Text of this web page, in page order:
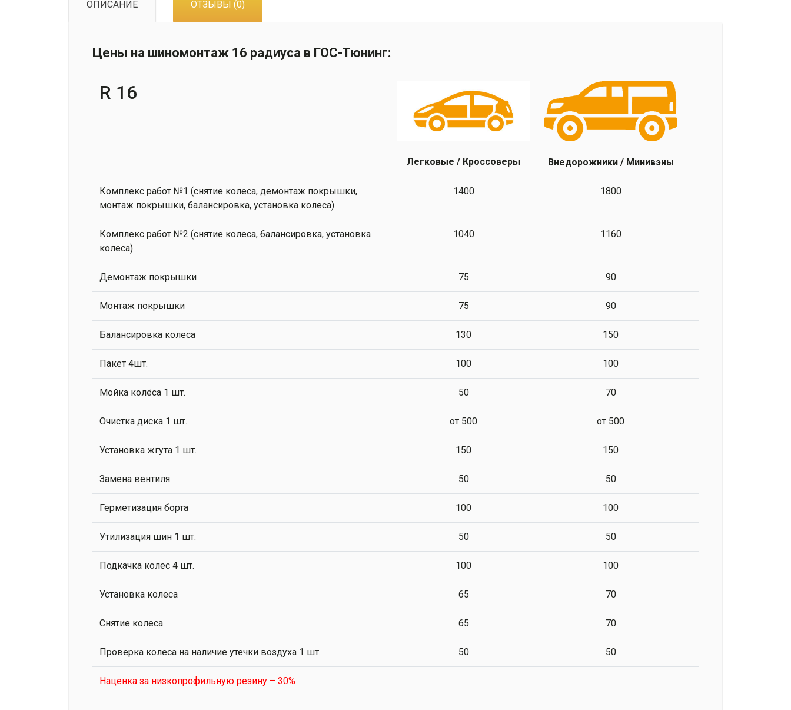
ОПИСАНИЕ ОТЗЫВЫ (0)
Цены на шиномонтаж 16 радиуса в ГОС-Тюнинг:
R 16
Легковые / Кроссоверы Внедорожники / Минивэны
Комплекс работ №1 (снятие колеса, демонтаж покрышки,
монтаж покрышки, балансировка, установка колеса)
1400 1800
Комплекс работ №2 (снятие колеса, балансировка, установка
колеса)
1040 1160
Демонтаж покрышки 75 90
Монтаж покрышки 75 90
Балансировка колеса 130 150
Пакет 4шт. 100 100
Мойка колёса 1 шт. 50 70
Очистка диска 1 шт. от 500 от 500
Установка жгута 1 шт. 150 150
Замена вентиля 50 50
Герметизация борта 100 100
Утилизация шин 1 шт. 50 50
Подкачка колес 4 шт. 100 100
Установка колеса 65 70
Снятие колеса 65 70
Проверка колеса на наличие утечки воздуха 1 шт. 50 50
Наценка за низкопрофильную резину – 30%